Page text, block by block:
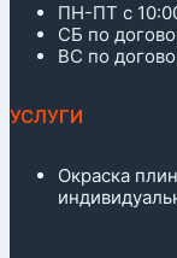
ПН-ПТ с
СБ по
ВС по
УСЛУГИ
Окраска